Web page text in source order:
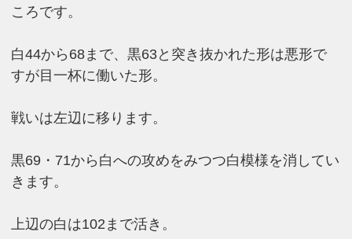
ころです。
白44から68まで、黒63と突き抜かれた形は悪形で
すが目一杯に働いた形。
戦いは左辺に移ります。
黒69・71から白への攻めをみつつ白模様を消してい
きます。
上辺の白は102まで活き。